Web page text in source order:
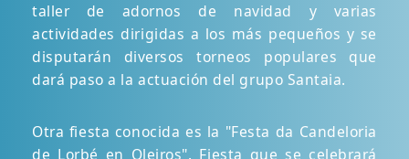
taller de adornos de navidad y varias
actividades dirigidas a los más pequeños y se
disputarán diversos torneos populares que
dará paso a la actuación del grupo Santaia.
Otra fiesta conocida es la "Festa da Candeloria
de Lorbé en Oleiros". Fiesta que se celebrará